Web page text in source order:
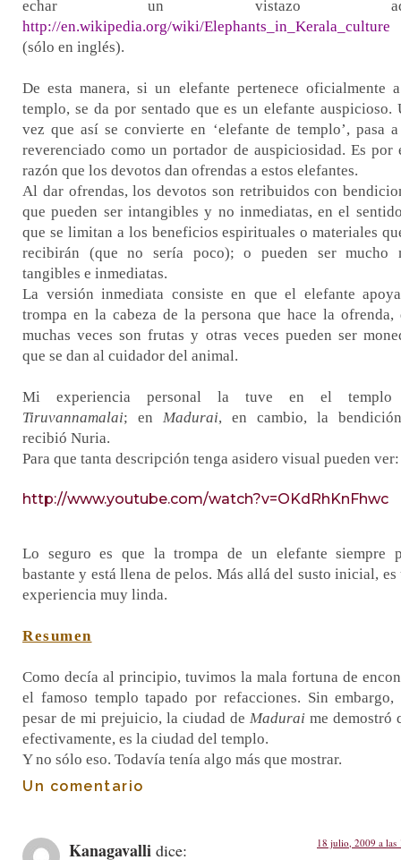
echar un vistazo
http://en.wikipedia.org/wiki/Elephants_in_Kerala_culture
(sólo en inglés).
De esta manera, si un elefante pertenece oficialmente
templo, se da por sentado que es un elefante auspicioso.
vez que así se convierte en ‘elefante de templo’, pasa
reverenciado como un portador de auspiciosidad. Es por
razón que los devotos dan ofrendas a estos elefantes.
Al dar ofrendas, los devotos son retribuidos con
que pueden ser intangibles y no inmediatas, en el
que se limitan a los beneficios espirituales o materiales
recibirán (que no sería poco); o pueden ser mucho
tangibles e inmediatas.
La versión inmediata consiste en que el elefante
trompa en la cabeza de la persona que hace la ofrenda,
muchas veces son frutas y otras veces pueden ser
que se dan al cuidador del animal.
Mi experiencia personal la tuve en el templo
Tiruvannamalai; en Madurai, en cambio, la
recibió Nuria.
Para que tanta descripción tenga asidero visual pueden ver:
http://www.youtube.com/watch?v=OKdRhKnFhwc
Lo seguro es que la trompa de un elefante siempre
bastante y está llena de pelos. Más allá del susto inicial, es
experiencia muy linda.
Resumen
Como decía al principio, tuvimos la mala fortuna de
el famoso templo tapado por refacciones. Sin
pesar de mi prejuicio, la ciudad de Madurai me demostró
efectivamente, es la ciudad del templo.
Y no sólo eso. Todavía tenía algo más que mostrar.
Un comentario
Kanagavalli dice: 18 julio, 2009 a las